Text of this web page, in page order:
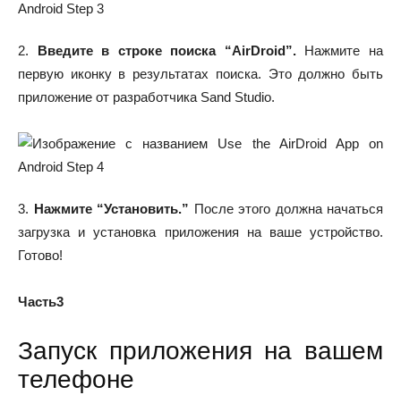
2. Введите в строке поиска “AirDroid”.Нажмите на
первую иконку в результатах поиска. Это должно быть
приложение от разработчика Sand Studio.
3. Нажмите “Установить.” После этого должна начаться
загрузка и установка приложения на ваше устройство.
Готово!
Часть3
Запуск приложения на вашем
телефоне